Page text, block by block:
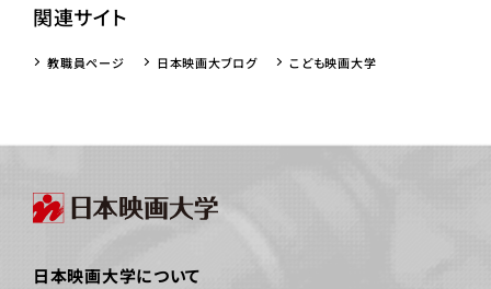
関連サイト
教職員ページ 日本映画大ブログ こども映画大学
日本映画大学について